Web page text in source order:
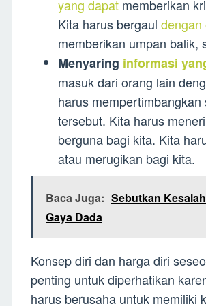
yang dapat memberikan
Kita harus bergaul dengan
memberikan umpan balik,
Menyaring informasi
masuk dari orang lain
harus mempertimbangkan
tersebut. Kita harus
berguna bagi kita. Kita
atau merugikan bagi kita.
Baca Juga: Sebutkan
Gaya Dada
Konsep diri dan harga diri
penting untuk diperhatikan
harus berusaha untuk memiliki